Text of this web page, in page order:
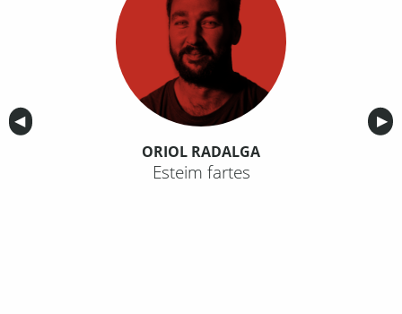
Anterior
◀︎ ▶︎
ORIOL RADALGA
Esteim fartes